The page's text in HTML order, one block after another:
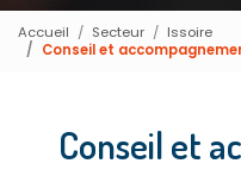
Accueil Secteur
Issoire
Conseil et
Conseil et